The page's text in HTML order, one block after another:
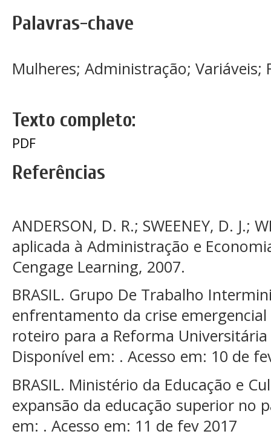
Palavras-chave
Mulheres; Administração; Variáveis;
Texto completo:
PDF
Referências
ANDERSON, D. R.; SWEENEY, D. J.;
aplicada à Administração e
Cengage Learning, 2007.
BRASIL. Grupo De Trabalho
enfrentamento da crise
roteiro para a Reforma
Disponível em: . Acesso em: 10 de
BRASIL. Ministério da Educação e
expansão da educação superior no
em: . Acesso em: 11 de fev 2017